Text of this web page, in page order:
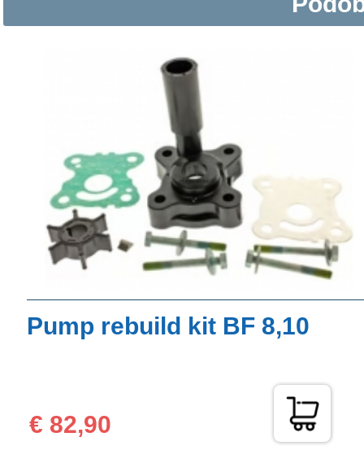
Pump rebuild kit BF 8,10
€ 82,90